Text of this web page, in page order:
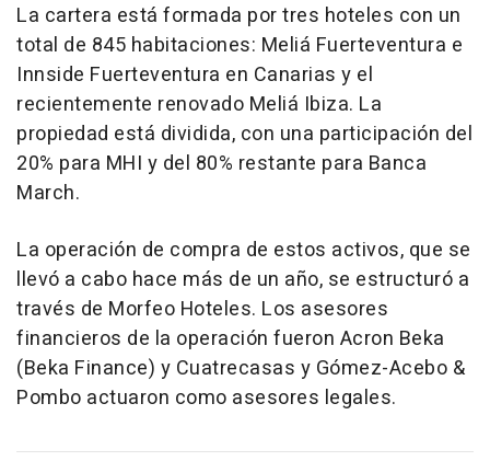
La cartera está formada por tres hoteles con un
total de 845 habitaciones: Meliá Fuerteventura e
Innside Fuerteventura en Canarias y el
recientemente renovado Meliá Ibiza. La
propiedad está dividida, con una participación del
20% para MHI y del 80% restante para Banca
March.
La operación de compra de estos activos, que se
llevó a cabo hace más de un año, se estructuró a
través de Morfeo Hoteles. Los asesores
financieros de la operación fueron Acron Beka
(Beka Finance) y Cuatrecasas y Gómez-Acebo &
Pombo actuaron como asesores legales.